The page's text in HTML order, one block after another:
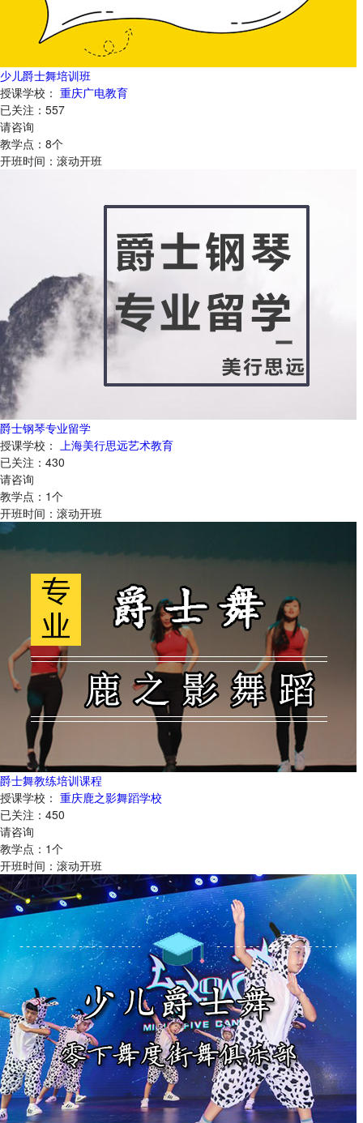
少儿爵士舞培训班
授课学校： 重庆广电教育
已关注： 557
请咨询
教学点： 8个
开班时间： 滚动开班
爵士钢琴专业留学
授课学校：
上海美行思远艺术教育
已关注： 430
请咨询
教学点： 1个
开班时间： 滚动开班
爵士舞教练培训课程
授课学校： 重庆鹿之影舞蹈学校
已关注： 450
请咨询
教学点： 1个
开班时间： 滚动开班